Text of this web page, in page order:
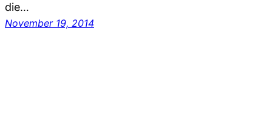
die…
November 19, 2014